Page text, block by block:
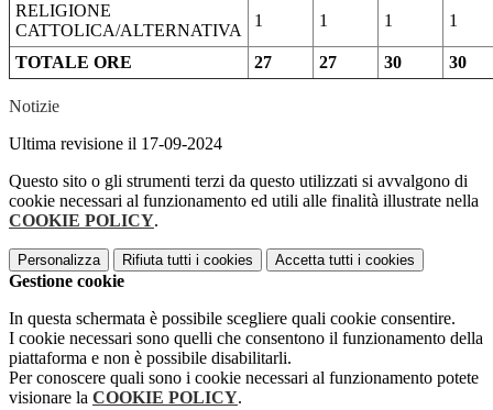
RELIGIONE
CATTOLICA/ALTERNATIVA
1 1 1 1
TOTALE ORE 27 27 30 30
Notizie
Ultima revisione il 17-09-2024
Questo sito o gli strumenti terzi da questo utilizzati si avvalgono di
cookie necessari al funzionamento ed utili alle finalità illustrate nella
COOKIE POLICY.
Personalizza Rifiuta tutti i cookies Accetta tutti i cookies
Gestione cookie
In questa schermata è possibile scegliere quali cookie consentire.
I cookie necessari sono quelli che consentono il funzionamento della
piattaforma e non è possibile disabilitarli.
Per conoscere quali sono i cookie necessari al funzionamento potete
visionare la COOKIE POLICY.